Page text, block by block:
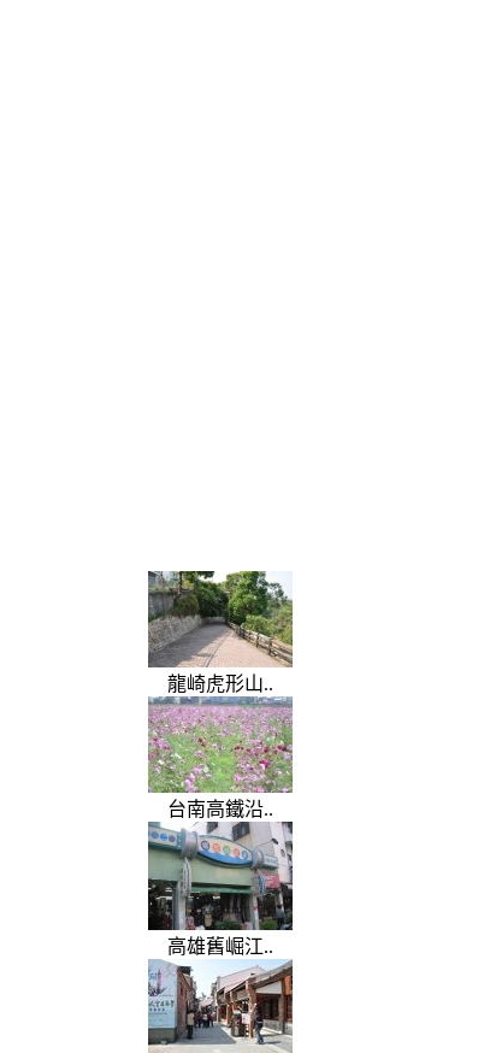
龍崎虎形山..
台南高鐵沿..
高雄舊崛江..